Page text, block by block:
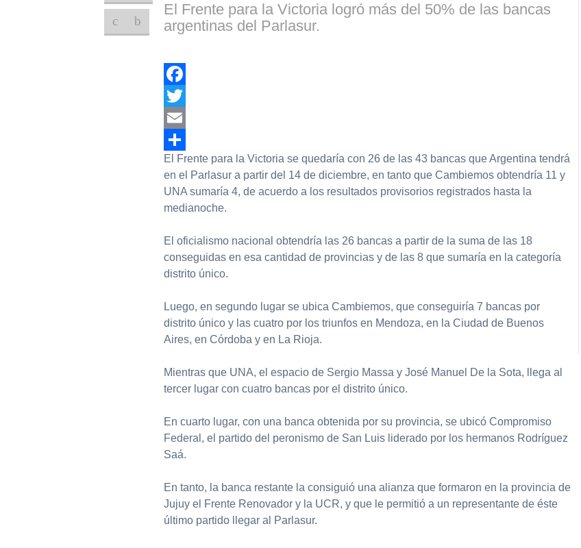
El Frente para la Victoria logró más del 50% de las bancas
argentinas del Parlasur.
Facebook
Twitter
Email
Compartir
El Frente para la Victoria se quedaría con 26 de las 43 bancas que Argentina tendrá
en el Parlasur a partir del 14 de diciembre, en tanto que Cambiemos obtendría 11 y
UNA sumaría 4, de acuerdo a los resultados provisorios registrados hasta la
medianoche.
El oficialismo nacional obtendría las 26 bancas a partir de la suma de las 18
conseguidas en esa cantidad de provincias y de las 8 que sumaría en la categoría
distrito único.
Luego, en segundo lugar se ubica Cambiemos, que conseguiría 7 bancas por
distrito único y las cuatro por los triunfos en Mendoza, en la Ciudad de Buenos
Aires, en Córdoba y en La Rioja.
Mientras que UNA, el espacio de Sergio Massa y José Manuel De la Sota, llega al
tercer lugar con cuatro bancas por el distrito único.
En cuarto lugar, con una banca obtenida por su provincia, se ubicó Compromiso
Federal, el partido del peronismo de San Luis liderado por los hermanos Rodríguez
Saá.
En tanto, la banca restante la consiguió una alianza que formaron en la provincia de
Jujuy el Frente Renovador y la UCR, y que le permitió a un representante de éste
último partido llegar al Parlasur.